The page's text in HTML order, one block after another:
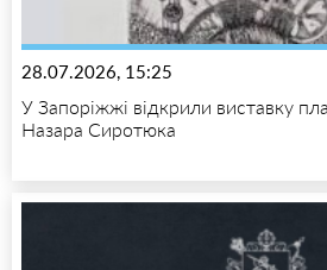
28.07.2026, 15:25
У Запоріжжі відкрили виставку
Назара Сиротюка